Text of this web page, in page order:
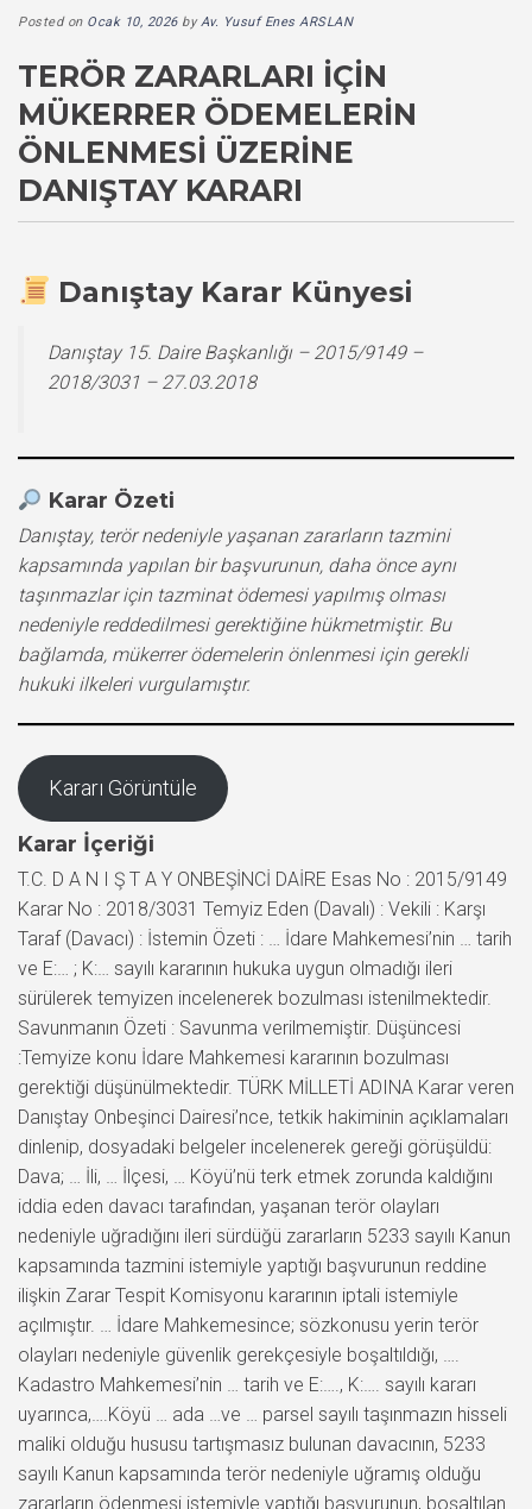
Posted on Ocak 10, 2026byAv. Yusuf Enes ARSLAN
TERÖR ZARARLARI İÇIN
MÜKERRER ÖDEMELERIN
ÖNLENMESI ÜZERINE
DANIŞTAY KARARI
Danıştay Karar Künyesi
Danıştay 15. Daire Başkanlığı – 2015/9149 –
2018/3031 – 27.03.2018
Karar Özeti
Danıştay, terör nedeniyle yaşanan zararların tazmini
kapsamında yapılan bir başvurunun, daha önce aynı
taşınmazlar için tazminat ödemesi yapılmış olması
nedeniyle reddedilmesi gerektiğine hükmetmiştir. Bu
bağlamda, mükerrer ödemelerin önlenmesi için gerekli
hukuki ilkeleri vurgulamıştır.
Kararı Görüntüle
Karar İçeriği
T.C. D A N I Ş T A Y ONBEŞİNCİ DAİRE Esas No : 2015/9149
Karar No : 2018/3031 Temyiz Eden (Davalı) : Vekili : Karşı
Taraf (Davacı) : İstemin Özeti : … İdare Mahkemesi’nin … tarih
ve E:… ; K:… sayılı kararının hukuka uygun olmadığı ileri
sürülerek temyizen incelenerek bozulması istenilmektedir.
Savunmanın Özeti : Savunma verilmemiştir. Düşüncesi
:Temyize konu İdare Mahkemesi kararının bozulması
gerektiği düşünülmektedir. TÜRK MİLLETİ ADINA Karar veren
Danıştay Onbeşinci Dairesi’nce, tetkik hakiminin açıklamaları
dinlenip, dosyadaki belgeler incelenerek gereği görüşüldü:
Dava; … İli, … İlçesi, … Köyü’nü terk etmek zorunda kaldığını
iddia eden davacı tarafından, yaşanan terör olayları
nedeniyle uğradığını ileri sürdüğü zararların 5233 sayılı Kanun
kapsamında tazmini istemiyle yaptığı başvurunun reddine
ilişkin Zarar Tespit Komisyonu kararının iptali istemiyle
açılmıştır. … İdare Mahkemesince; sözkonusu yerin terör
olayları nedeniyle güvenlik gerekçesiyle boşaltıldığı, ….
Kadastro Mahkemesi’nin … tarih ve E:…., K:…. sayılı kararı
uyarınca,….Köyü … ada …ve … parsel sayılı taşınmazın hisseli
maliki olduğu hususu tartışmasız bulunan davacının, 5233
sayılı Kanun kapsamında terör nedeniyle uğramış olduğu
zararların ödenmesi istemiyle yaptığı başvurunun, boşaltılan